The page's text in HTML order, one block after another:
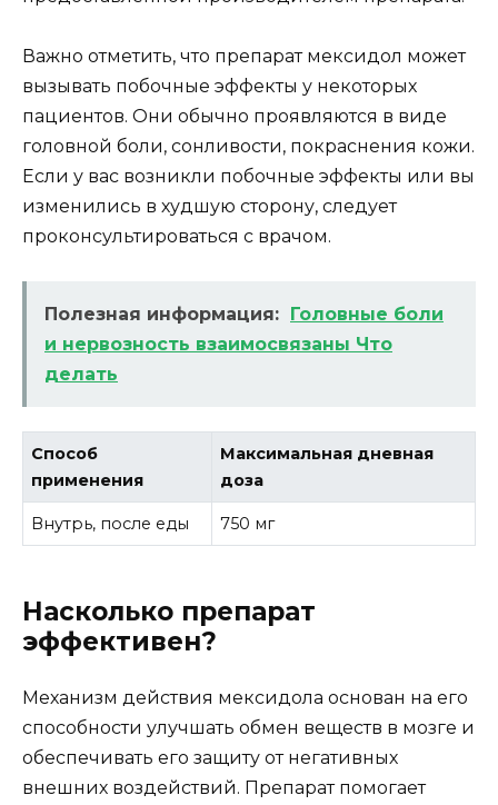
Важно отметить, что препарат мексидол может
вызывать побочные эффекты у некоторых
пациентов. Они обычно проявляются в виде
головной боли, сонливости, покраснения кожи.
Если у вас возникли побочные эффекты или вы
изменились в худшую сторону, следует
проконсультироваться с врачом.
Полезная информация:
Головные боли
и нервозность взаимосвязаны Что
делать
Способ
применения
Максимальная дневная
доза
Внутрь, после еды 750 мг
Насколько препарат
эффективен?
Механизм действия мексидола основан на его
способности улучшать обмен веществ в мозге и
обеспечивать его защиту от негативных
внешних воздействий. Препарат помогает